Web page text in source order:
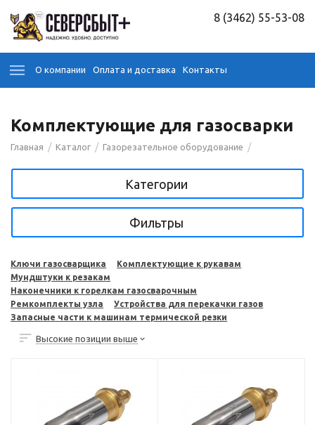
8 (3462) 55-53-08
О компании Оплата и доставка Контакты
Комплектующие для газосварки
Главная / Каталог / Газорезательное оборудование /
Категории
Фильтры
Ключи газосварщика
Комплектующие к рукавам
Мундштуки к резакам
Наконечники к горелкам газосварочным
Ремкомплекты узла
Устройства для перекачки газов
Запасные части к машинам термической резки
Высокие позиции выше